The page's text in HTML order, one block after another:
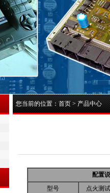
您当前的位置：首页>产品中心
配置
型号
点火测